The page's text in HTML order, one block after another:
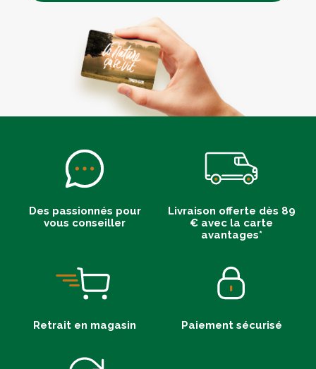
Des passionnés pour
vous conseiller
Livraison offerte dès 89
€ avec la carte
avantages*
Retrait en magasin Paiement sécurisé